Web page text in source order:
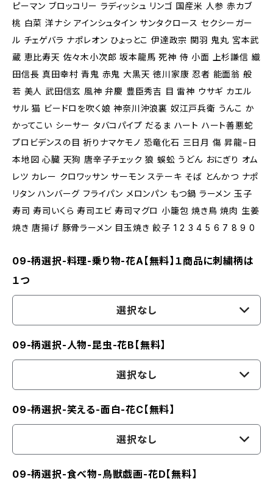
ピーマン ブロッコリー ラディッシュ リンゴ 国産米 人参 赤カブ
桃 白菜 洋ナシ アインシュタイン サンタクロース セクシーガー
ル チェゲバラ ナポレオン ひょっとこ 伊達政宗 関羽 鬼丸 宮本武
蔵 恵比寿天 佐々木小次郎 坂本龍馬 死神 侍 小面 上杉謙信 織
田信長 真田幸村 青鬼 赤鬼 大黒天 徳川家康 忍者 能面翁 般
若 美人 武田信玄 風神 弁慶 豊臣秀吉 目 雷神 ウサギ カエル
サル 猫 ビードロを吹く娘 神奈川沖浪裏 奴江戸兵衛 うんこ か
かってこい シーサー タバコパイプ だるま ハート ハート善悪蛇
プロビデンスの目 祈りナマケモノ 恐竜化石 三日月 傷 昇龍−日
本地図 心臓 天狗 唐辛子チェック 狼 蜈蚣 うどん おにぎり オム
レツ カレー クロワッサン サーモン ステーキ そば とんかつ ナポ
リタン ハンバーグ フライパン メロンパン もつ鍋 ラーメン 玉子
寿司 寿司いくら 寿司エビ 寿司マグロ 小籠包 焼き鳥 焼肉 生姜
焼き 唐揚げ 豚骨ラーメン 目玉焼き 餃子 1 2 3 4 5 6 7 8 9 0
09-柄選択-料理-乗り物-花A【無料】１商品に刺繍柄は
１つ
選択なし
09-柄選択-人物-昆虫-花B【無料】
選択なし
09-柄選択-笑える-面白-花C【無料】
選択なし
09-柄選択-食べ物-鳥獣戯画-花D【無料】